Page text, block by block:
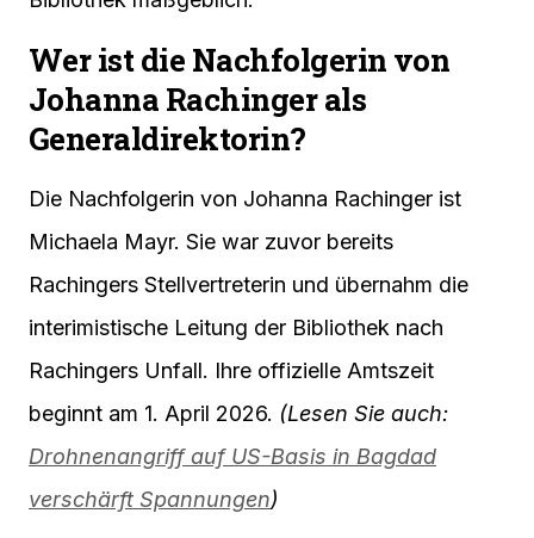
Wer ist die Nachfolgerin von
Johanna Rachinger als
Generaldirektorin?
Die Nachfolgerin von Johanna Rachinger ist
Michaela Mayr. Sie war zuvor bereits
Rachingers Stellvertreterin und übernahm die
interimistische Leitung der Bibliothek nach
Rachingers Unfall. Ihre offizielle Amtszeit
beginnt am 1. April 2026. (Lesen Sie auch:
Drohnenangriff auf US-Basis in Bagdad
verschärft Spannungen)